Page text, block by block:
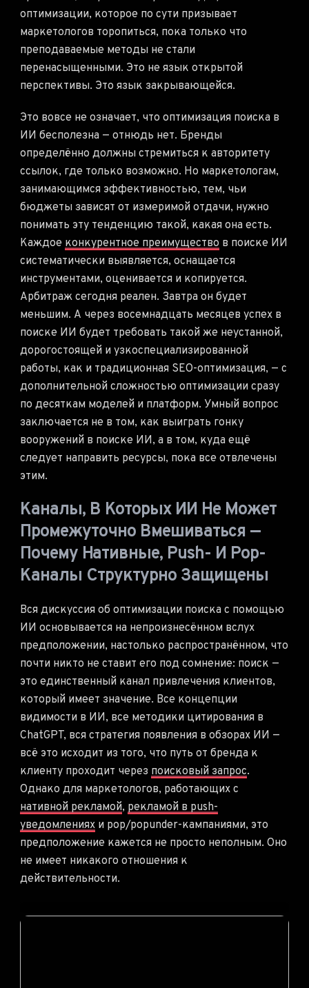
оптимизации, которое по сути призывает
маркетологов торопиться, пока только что
преподаваемые методы не стали
перенасыщенными. Это не язык открытой
перспективы. Это язык закрывающейся.
Это вовсе не означает, что оптимизация поиска в
ИИ бесполезна — отнюдь нет. Бренды
определённо должны стремиться к авторитету
ссылок, где только возможно. Но маркетологам,
занимающимся эффективностью, тем, чьи
бюджеты зависят от измеримой отдачи, нужно
понимать эту тенденцию такой, какая она есть.
Каждое конкурентное преимущество в поиске ИИ
систематически выявляется, оснащается
инструментами, оценивается и копируется.
Арбитраж сегодня реален. Завтра он будет
меньшим. А через восемнадцать месяцев успех в
поиске ИИ будет требовать такой же неустанной,
дорогостоящей и узкоспециализированной
работы, как и традиционная SEO-оптимизация, — с
дополнительной сложностью оптимизации сразу
по десяткам моделей и платформ. Умный вопрос
заключается не в том, как выиграть гонку
вооружений в поиске ИИ, а в том, куда ещё
следует направить ресурсы, пока все отвлечены
этим.
Каналы, В Которых ИИ Не Может
Промежуточно Вмешиваться —
Почему Нативные, Push- И Pop-
Каналы Структурно Защищены
Вся дискуссия об оптимизации поиска с помощью
ИИ основывается на непроизнесённом вслух
предположении, настолько распространённом, что
почти никто не ставит его под сомнение: поиск —
это единственный канал привлечения клиентов,
который имеет значение. Все концепции
видимости в ИИ, все методики цитирования в
ChatGPT, вся стратегия появления в обзорах ИИ —
всё это исходит из того, что путь от бренда к
клиенту проходит через поисковый запрос.
Однако для маркетологов, работающих с
нативной рекламой, рекламой в push-
уведомлениях и pop/popunder-кампаниями, это
предположение кажется не просто неполным. Оно
не имеет никакого отношения к
действительности.